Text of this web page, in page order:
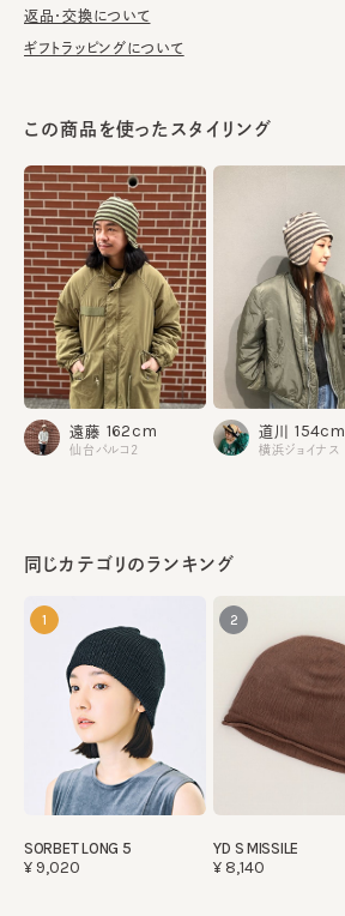
素材
本体：ウール100%
生産国 made in JAPAN
返品・交換について
ギフトラッピングについて
同じカテゴリのランキング
1
SORBET LONG 5
¥9,020
2
YD S MISSILE
¥8,140
この商品を使ったスタイリング
遠藤 162cm
仙台パルコ2
道川 154cm
横浜ジョイナス